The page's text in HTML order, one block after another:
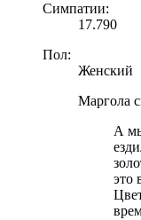
Симпатии:
17.790
Пол:
Женский
Маргола
А
это